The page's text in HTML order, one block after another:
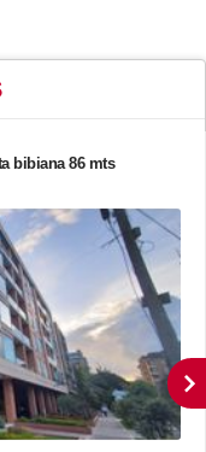
bibiana 86 mts